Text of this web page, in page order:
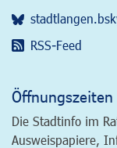
RSS-Feed
Öffnungszeiten
Die Stadtinfo im
Ausweispapiere,